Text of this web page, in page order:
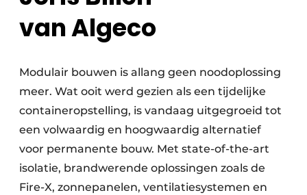
van Algeco
Modulair bouwen is allang geen noodoplossing
meer. Wat ooit werd gezien als een tijdelijke
containeropstelling, is vandaag uitgegroeid tot
een volwaardig en hoogwaardig alternatief
voor permanente bouw. Met state-of-the-art
isolatie, brandwerende oplossingen zoals de
Fire-X, zonnepanelen, ventilatiesystemen en